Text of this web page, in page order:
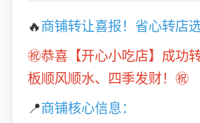
🔥商铺转让喜报！省心转店
㊗️恭喜【开心小吃店】成功
板顺风顺水、四季发财！㊗️
📍商铺核心信息：